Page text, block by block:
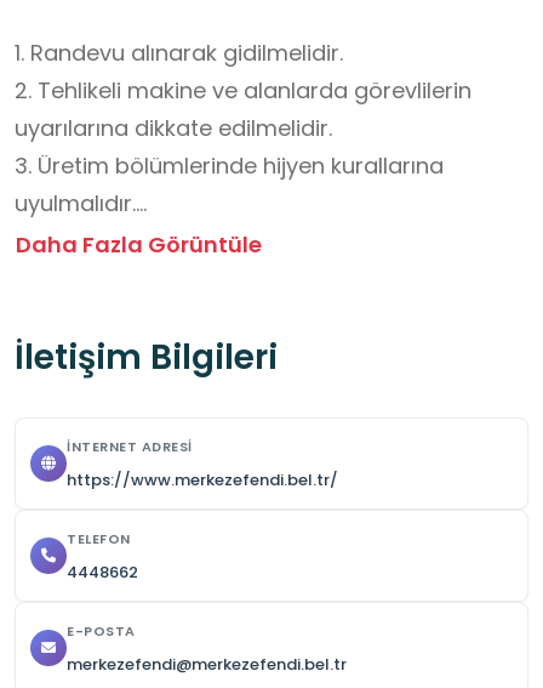
1. Randevu alınarak gidilmelidir.
2. Tehlikeli makine ve alanlarda görevlilerin
uyarılarına dikkate edilmelidir.
3. Üretim bölümlerinde hijyen kurallarına
uyulmalıdır.
4. Tesise yiyecek içecek sokulmamalıdır.
Daha Fazla Görüntüle
İletişim Bilgileri
İNTERNET ADRESI
https://www.merkezefendi.bel.tr/
TELEFON
4448662
E-POSTA
merkezefendi@merkezefendi.bel.tr